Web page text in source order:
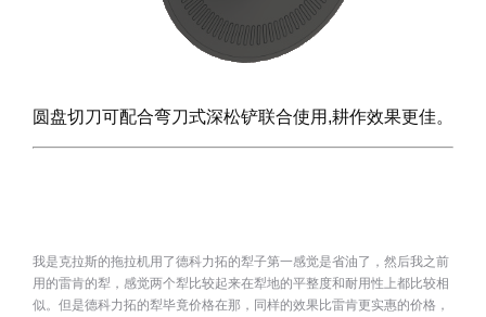
圆盘切刀可配合弯刀式深松铲联合使用,耕作效果更佳。
我是克拉斯的拖拉机用了德科力拓的犁子第一感觉是省油了，然后我之前
用的雷肯的犁，感觉两个犁比较起来在犁地的平整度和耐用性上都比较相
似。但是德科力拓的犁毕竟价格在那，同样的效果比雷肯更实惠的价格，